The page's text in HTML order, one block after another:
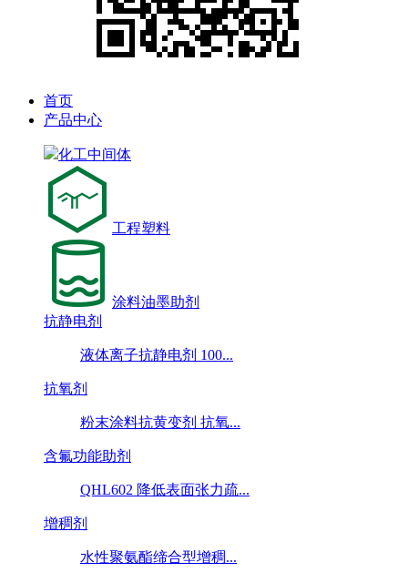
首页
产品中心
化工中间体
工程塑料
涂料油墨助剂
抗静电剂
液体离子抗静电剂 100...
抗氧剂
粉末涂料抗黄变剂 抗氧...
含氟功能助剂
QHL602 降低表面张力疏...
增稠剂
水性聚氨酯缔合型增稠...